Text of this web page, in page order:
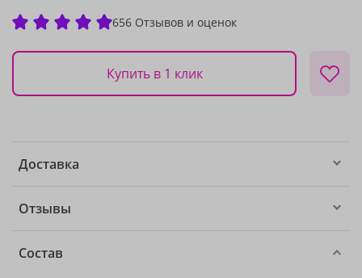
656 Отзывов и оценок
Купить в 1 клик
Доставка
Отзывы
Состав